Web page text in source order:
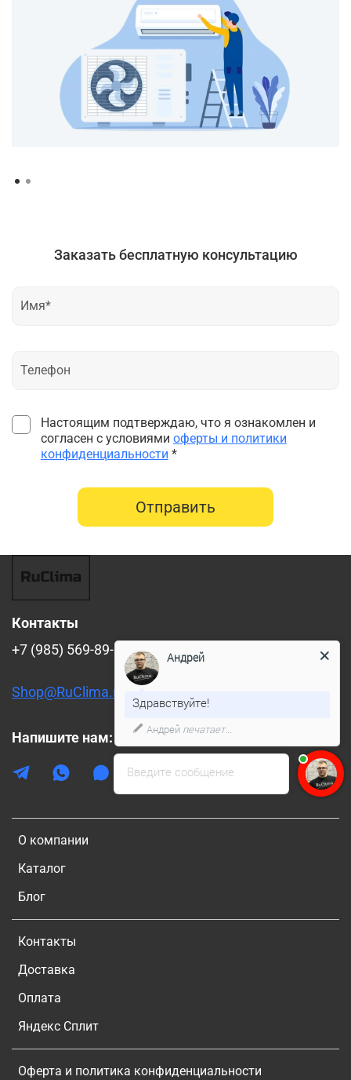
Заказать бесплатную консультацию
Настоящим подтверждаю, что я ознакомлен и
согласен с условиями оферты и политики
конфиденциальности *
Отправить
О компании
Каталог
Блог
Контакты
Доставка
Оплата
Яндекс Сплит
Оферта и политика конфиденциальности
Контакты
+7 (985) 569-89-88
Shop@RuClima.ru
Напишите нам:
Введите сообщение
Андрей
Здравствуйте!
Андрей печатает...